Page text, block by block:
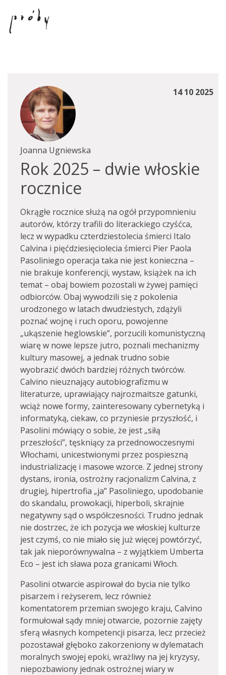
14 10 2025
Joanna Ugniewska
Rok 2025 – dwie włoskie
rocznice
Okrągłe rocznice służą na ogół przypomnieniu
autorów, którzy trafili do literackiego czyśćca,
lecz w wypadku czterdziestolecia śmierci Italo
Calvina i pięćdziesięciolecia śmierci Pier Paola
Pasoliniego operacja taka nie jest konieczna –
nie brakuje konferencji, wystaw, książek na ich
temat – obaj bowiem pozostali w żywej pamięci
odbiorców. Obaj wywodzili się z pokolenia
urodzonego w latach dwudziestych, zdążyli
poznać wojnę i ruch oporu, powojenne
„ukąszenie heglowskie”, porzucili komunistyczną
wiarę w nowe lepsze jutro, poznali mechanizmy
kultury masowej, a jednak trudno sobie
wyobrazić dwóch bardziej różnych twórców.
Calvino nieuznający autobiografizmu w
literaturze, uprawiający najrozmaitsze gatunki,
wciąż nowe formy, zainteresowany cybernetyką i
informatyką, ciekaw, co przyniesie przyszłość, i
Pasolini mówiący o sobie, że jest „siłą
przeszłości”, tęskniący za przednowoczesnymi
Włochami, unicestwionymi przez pospieszną
industrializację i masowe wzorce. Z jednej strony
dystans, ironia, ostrożny racjonalizm Calvina, z
drugiej, hipertrofia „ja” Pasoliniego, upodobanie
do skandalu, prowokacji, hiperboli, skrajnie
negatywny sąd o współczesności. Trudno jednak
nie dostrzec, że ich pozycja we włoskiej kulturze
jest czymś, co nie miało się już więcej powtórzyć,
tak jak nieporównywalna – z wyjątkiem Umberta
Eco – jest ich sława poza granicami Włoch.
Pasolini otwarcie aspirował do bycia nie tylko
pisarzem i reżyserem, lecz również
komentatorem przemian swojego kraju, Calvino
formułował sądy mniej otwarcie, pozornie zajęty
sferą własnych kompetencji pisarza, lecz przecież
pozostawał głęboko zakorzeniony w dylematach
moralnych swojej epoki, wrażliwy na jej kryzysy,
niepozbawiony jednak ostrożnej wiary w